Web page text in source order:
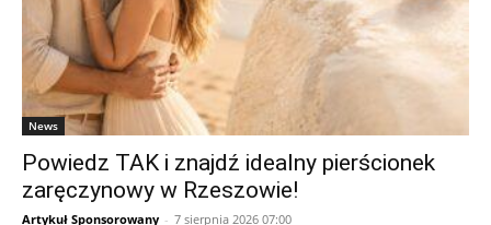
News
Powiedz TAK i znajdź idealny pierścionek
zaręczynowy w Rzeszowie!
Artykuł Sponsorowany - 7 sierpnia 2026 07:00